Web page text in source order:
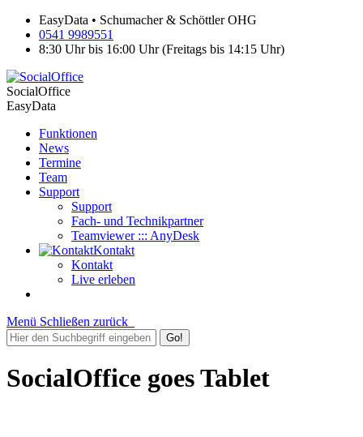
EasyData • Schumacher & Schöttler OHG
0541 9989551
8:30 Uhr bis 16:00 Uhr (Freitags bis 14:15 Uhr)
SocialOffice
EasyData
Funktionen
News
Termine
Team
Support
Support
Fach- und Technikpartner
Teamviewer ::: AnyDesk
Kontakt
Kontakt
Live erleben
Menü Schließen zurück
SocialOffice goes Tablet